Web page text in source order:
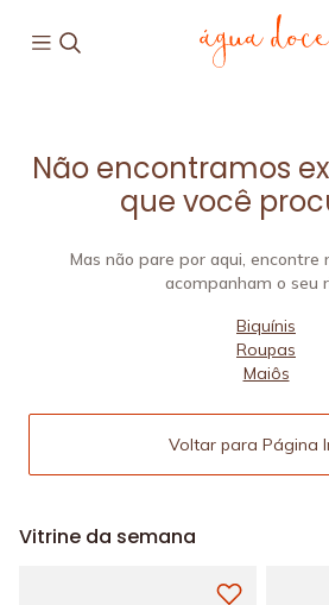
Não encontramos
que você
Mas não pare por aqui, encontre
acompanham o seu
Biquínis
Roupas
Maiôs
Voltar para Página
Vitrine da semana